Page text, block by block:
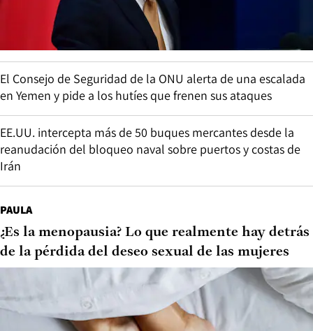
El Consejo de Seguridad de la ONU alerta de una escalada
en Yemen y pide a los hutíes que frenen sus ataques
EE.UU. intercepta más de 50 buques mercantes desde la
reanudación del bloqueo naval sobre puertos y costas de
Irán
PAULA
¿Es la menopausia? Lo que realmente hay detrás
de la pérdida del deseo sexual de las mujeres